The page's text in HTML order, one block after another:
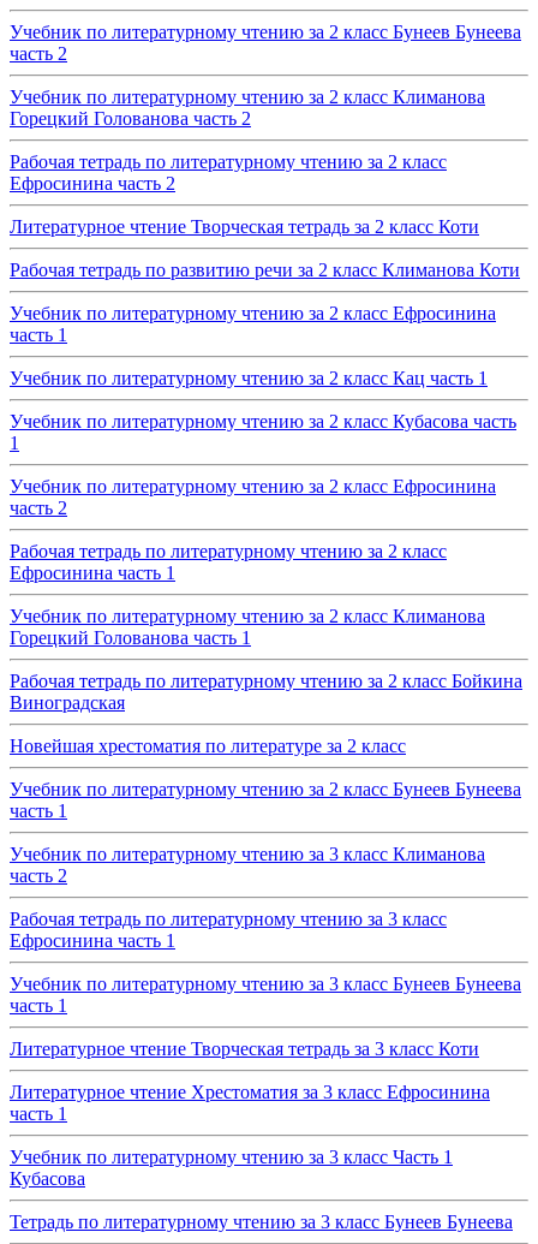
Учебник по литературному чтению за 2 класс Бунеев Бунеева
часть 2
Учебник по литературному чтению за 2 класс Климанова
Горецкий Голованова часть 2
Рабочая тетрадь по литературному чтению за 2 класс
Ефросинина часть 2
Литературное чтение Творческая тетрадь за 2 класс Коти
Рабочая тетрадь по развитию речи за 2 класс Климанова Коти
Учебник по литературному чтению за 2 класс Ефросинина
часть 1
Учебник по литературному чтению за 2 класс Кац часть 1
Учебник по литературному чтению за 2 класс Кубасова часть
1
Учебник по литературному чтению за 2 класс Ефросинина
часть 2
Рабочая тетрадь по литературному чтению за 2 класс
Ефросинина часть 1
Учебник по литературному чтению за 2 класс Климанова
Горецкий Голованова часть 1
Рабочая тетрадь по литературному чтению за 2 класс Бойкина
Виноградская
Новейшая хрестоматия по литературе за 2 класс
Учебник по литературному чтению за 2 класс Бунеев Бунеева
часть 1
Учебник по литературному чтению за 3 класс Климанова
часть 2
Рабочая тетрадь по литературному чтению за 3 класс
Ефросинина часть 1
Учебник по литературному чтению за 3 класс Бунеев Бунеева
часть 1
Литературное чтение Творческая тетрадь за 3 класс Коти
Литературное чтение Хрестоматия за 3 класс Ефросинина
часть 1
Учебник по литературному чтению за 3 класс Часть 1
Кубасова
Тетрадь по литературному чтению за 3 класс Бунеев Бунеева